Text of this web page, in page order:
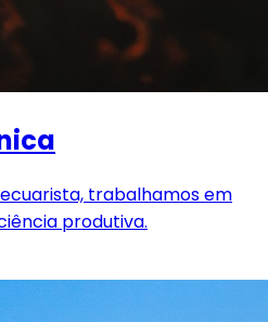
trabalhamos em
produtiva.